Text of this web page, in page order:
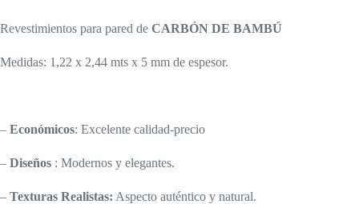
Revestimientos para pared de CARBÓN DE BAMBÚ
Medidas: 1,22 x 2,44 mts x 5 mm de espesor.
– Económicos: Excelente calidad-precio
– Diseños : Modernos y elegantes.
– Texturas Realistas: Aspecto auténtico y natural.